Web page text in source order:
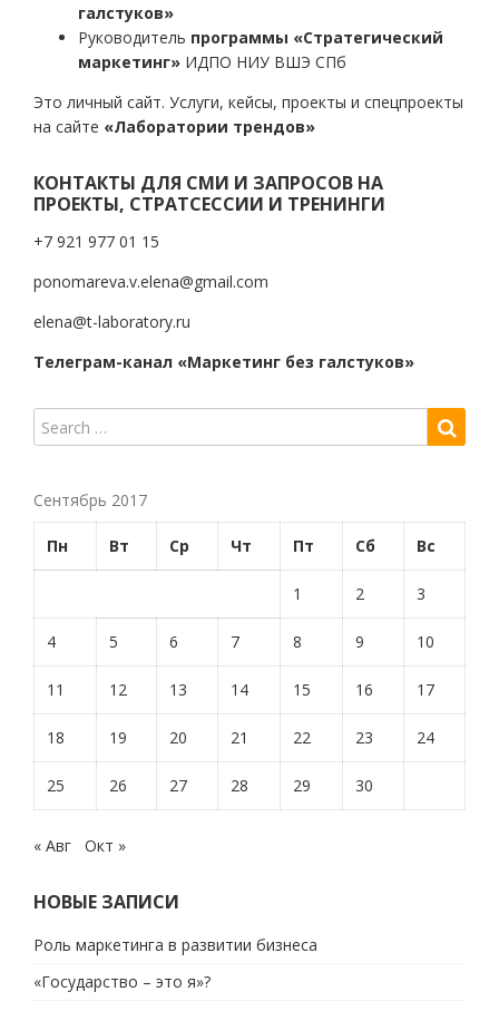
галстуков»
Руководитель программы «Стратегический
маркетинг» ИДПО НИУ ВШЭ СПб
Это личный сайт. Услуги, кейсы, проекты и спецпроекты
на сайте «Лаборатории трендов»
КОНТАКТЫ ДЛЯ СМИ И ЗАПРОСОВ НА
ПРОЕКТЫ, СТРАТСЕССИИ И ТРЕНИНГИ
+7 921 977 01 15
ponomareva.v.elena@gmail.com
elena@t-laboratory.ru
Телеграм-канал «Маркетинг без галстуков»
Сентябрь 2017
Пн Вт Ср Чт Пт Сб Вс
1 2 3
4 5 6 7 8 9 10
11 12 13 14 15 16 17
18 19 20 21 22 23 24
25 26 27 28 29 30
« Авг Окт »
НОВЫЕ ЗАПИСИ
Роль маркетинга в развитии бизнеса
«Государство – это я»?